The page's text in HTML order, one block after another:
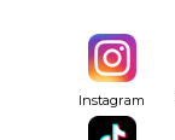
Instagram